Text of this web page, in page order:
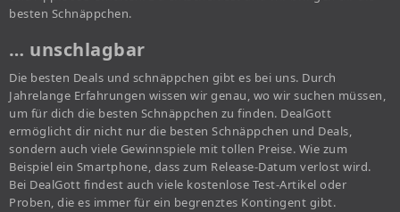
besten Schnäppchen.
… unschlagbar
Die besten Deals und schnäppchen gibt es bei uns. Durch
Jahrelange Erfahrungen wissen wir genau, wo wir suchen müssen,
um für dich die besten Schnäppchen zu finden. DealGott
ermöglicht dir nicht nur die besten Schnäppchen und Deals,
sondern auch viele Gewinnspiele mit tollen Preise. Wie zum
Beispiel ein Smartphone, dass zum Release-Datum verlost wird.
Bei DealGott findest auch viele kostenlose Test-Artikel oder
Proben, die es immer für ein begrenztes Kontingent gibt.